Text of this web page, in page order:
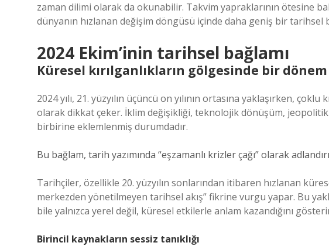
zaman dilimi olarak da okunabilir. Takvim yapraklarının ötesine
dünyanın hızlanan değişim döngüsü içinde daha geniş bir tarihsel
2024 Ekim’inin tarihsel bağlamı
Küresel kırılganlıkların gölgesinde bir dönem
2024 yılı, 21. yüzyılın üçüncü on yılının ortasına yaklaşırken,
olarak dikkat çeker. İklim değişikliği, teknolojik dönüşüm,
birbirine eklemlenmiş durumdadır.
Bu bağlam, tarih yazımında “eşzamanlı krizler çağı” olarak
Tarihçiler, özellikle 20. yüzyılın sonlarından itibaren hızlanan
merkezden yönetilmeyen tarihsel akış” fikrine vurgu yapar. Bu
bile yalnızca yerel değil, küresel etkilerle anlam kazandığını
Birincil kaynakların sessiz tanıklığı